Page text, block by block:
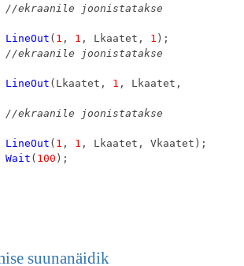
//ekraanile joonistatakse
LineOut ( 1 , 1 , Lkaatet, 1 );
//ekraanile joonistatakse
LineOut (Lkaatet, 1 , Lkaatet,
//ekraanile joonistatakse
LineOut ( 1 , 1 , Lkaatet, Vkaatet);
Wait ( 100 );
suunanäidik